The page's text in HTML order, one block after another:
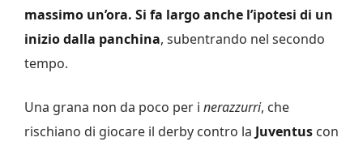
massimo un’ora. Si fa largo anche l’ipotesi di un
inizio dalla panchina, subentrando nel secondo
tempo.
Una grana non da poco per i nerazzurri, che
rischiano di giocare il derby contro la Juventus con